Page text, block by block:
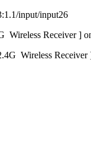
input/input26
Receiver ]
Wireless Receiver